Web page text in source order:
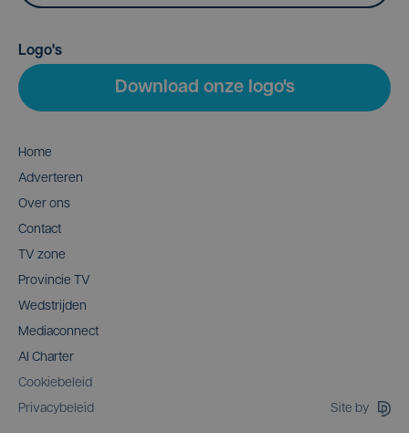
Logo's
Download onze logo's
Home
Adverteren
Over ons
Contact
TV zone
Provincie TV
Wedstrijden
Mediaconnect
AI Charter
Cookiebeleid
Privacybeleid
Site by